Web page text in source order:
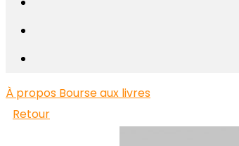
À propos Bourse aux livres
Retour